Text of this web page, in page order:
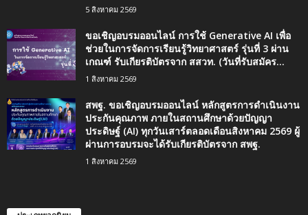
5 สิงหาคม 2569
ขอเชิญอบรมออนไลน์ การใช้ Generative AI เพื่อ
ช่วยในการจัดการเรียนรู้วิทยาศาสตร์ รุ่นที่ 3 ผ่าน
เกณฑ์ รับเกียรติบัตรจาก สสวท. (วันที่รับสมัคร...
1 สิงหาคม 2569
สพฐ. ขอเชิญอบรมออนไลน์ หลักสูตรการดำเนินงาน
ประกันคุณภาพ ภายในสถานศึกษาด้วยปัญญา
ประดิษฐ์ (AI) ทุกวันเสาร์ตลอดเดือนสิงหาคม 2569 ผู้
ผ่านการอบรมจะได้รับเกียรติบัตรจาก สพฐ.
1 สิงหาคม 2569